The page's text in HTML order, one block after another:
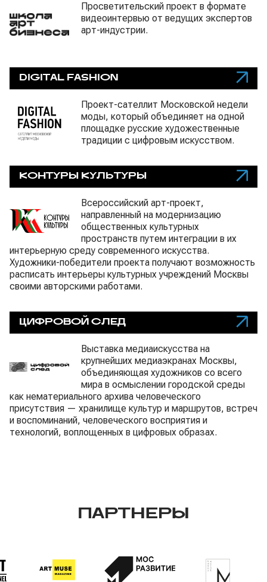
Просветительский проект в формате
видеоинтервью от ведущих экспертов
арт-индустрии.
DIGITAL FASHION
Проект-сателлит Московской недели
моды, который объединяет на одной
площадке русские художественные
традиции с цифровым искусством.
КОНТУРЫ КУЛЬТУРЫ
Всероссийский арт-проект,
направленный на модернизацию
общественных культурных
пространств путем интеграции в их
интерьерную среду современного искусства.
Художники-победители проекта получают возможность
расписать интерьеры культурных учреждений Москвы
своими авторскими работами.
ЦИФРОВОЙ СЛЕД
Выставка медиаискусства на
крупнейших медиаэкранах Москвы,
объединяющая художников со всего
мира в осмыслении городской среды
как нематериального архива человеческого
присутствия — хранилище культур и маршрутов, встреч
и воспоминаний, человеческого восприятия и
технологий, воплощенных в цифровых образах.
ПАРТНЁРЫ